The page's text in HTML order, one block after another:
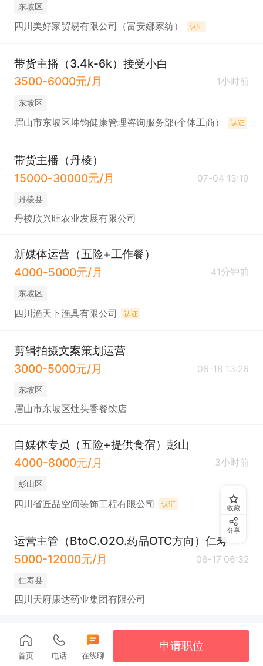
东坡区
四川美好家贸易有限公司（富安娜家纺） 认证
带货主播（3.4k-6k）接受小白
3500-6000元/月
1小时前
东坡区
眉山市东坡区坤钧健康管理咨询服务部(个体工商） 认证
带货主播（丹棱）
15000-30000元/月
07-04 13:19
丹棱县
丹棱欣兴旺农业发展有限公司
新媒体运营（五险+工作餐）
4000-5000元/月
41分钟前
东坡区
四川渔天下渔具有限公司 认证
剪辑拍摄文案策划运营
3000-5000元/月
06-18 13:26
东坡区
眉山市东坡区灶头香餐饮店
自媒体专员（五险+提供食宿）彭山
4000-8000元/月
3小时前
彭山区
四川省匠品空间装饰工程有限公司 认证
运营主管（BtoC.O2O.药品OTC方向）仁寿
5000-12000元/月
06-17 06:32
仁寿县
四川天府康达药业集团有限公司
收藏
分享
首页 电话 在线聊
申请职位